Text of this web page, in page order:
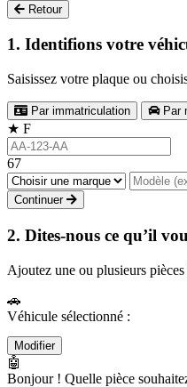
Retour
1. Identifions votre
Saisissez votre plaque ou
Par immatriculation Par
★ F
67
Continuer
2. Dites-nous ce qu’il
Ajoutez une ou plusieurs
🚗
Véhicule sélectionné :
Modifier
🤖
Bonjour ! Quelle pièce